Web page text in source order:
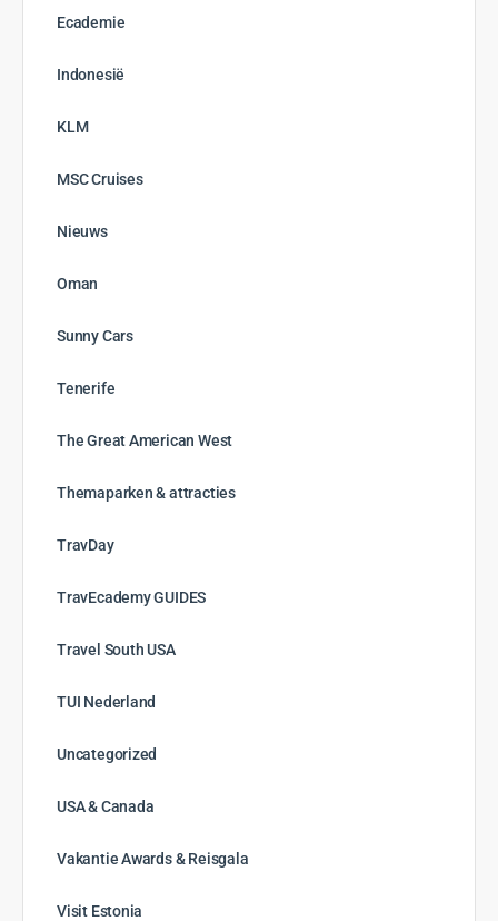
Ecademie
Indonesië
KLM
MSC Cruises
Nieuws
Oman
Sunny Cars
Tenerife
The Great American West
Themaparken & attracties
TravDay
TravEcademy GUIDES
Travel South USA
TUI Nederland
Uncategorized
USA & Canada
Vakantie Awards & Reisgala
Visit Estonia